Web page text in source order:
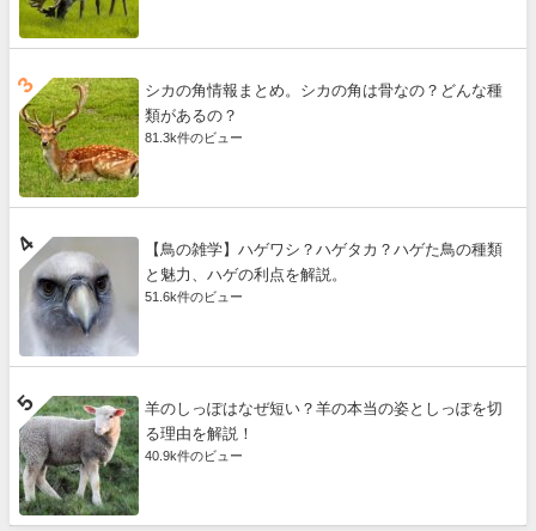
シカの角情報まとめ。シカの角は骨なの？どんな種
類があるの？
81.3k件のビュー
【鳥の雑学】ハゲワシ？ハゲタカ？ハゲた鳥の種類
と魅力、ハゲの利点を解説。
51.6k件のビュー
羊のしっぽはなぜ短い？羊の本当の姿としっぽを切
る理由を解説！
40.9k件のビュー